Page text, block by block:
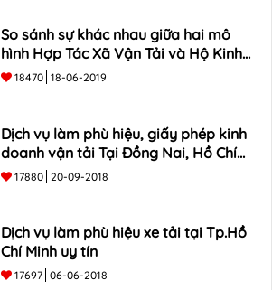
So sánh sự khác nhau giữa hai mô
hình Hợp Tác Xã Vận Tải và Hộ Kinh
Doanh Cá Thể
18470 18-06-2019
Dịch vụ làm phù hiệu, giấy phép kinh
doanh vận tải Tại Đồng Nai, Hồ Chí
Minh
17880 20-09-2018
Dịch vụ làm phù hiệu xe tải tại Tp.Hồ
Chí Minh uy tín
17697 06-06-2018